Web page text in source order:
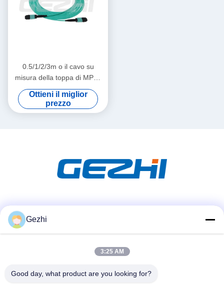
0.5/1/2/3m o il cavo su
misura della toppa di MPO,
MPO rattoppano i
collegamenti ad alta densità
del cavo OM3
Ottieni il miglior
prezzo
Contatto rapido
Telefono
Gezhi
3:25 AM
Good day, what product are you looking for?